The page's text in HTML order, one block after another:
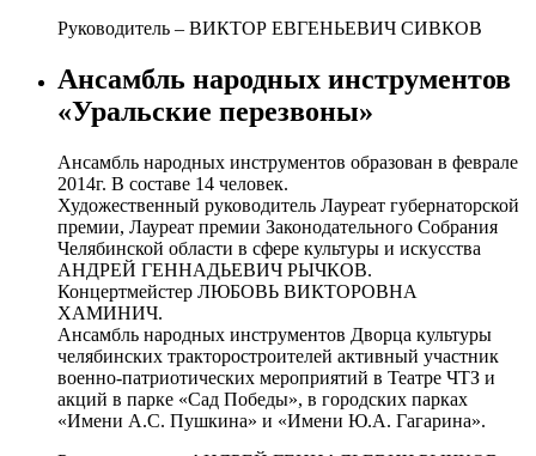
Руководитель – ВИКТОР ЕВГЕНЬЕВИЧ СИВКОВ
Ансамбль народных инструментов
«Уральские перезвоны»
Ансамбль народных инструментов образован в феврале
2014г. В составе 14 человек.
Художественный руководитель Лауреат губернаторской
премии, Лауреат премии Законодательного Собрания
Челябинской области в сфере культуры и искусства
АНДРЕЙ ГЕННАДЬЕВИЧ РЫЧКОВ.
Концертмейстер ЛЮБОВЬ ВИКТОРОВНА
ХАМИНИЧ.
Ансамбль народных инструментов Дворца культуры
челябинских тракторостроителей активный участник
военно-патриотических мероприятий в Театре ЧТЗ и
акций в парке «Сад Победы», в городских парках
«Имени А.С. Пушкина» и «Имени Ю.А. Гагарина».